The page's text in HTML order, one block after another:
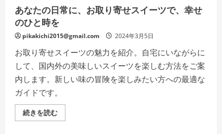
伝
え
る
の
詳
を
ご
覧
く
だ
さ
あなたの日常に、お取り寄せスイーツで、幸せ
のひと時を
pikakichi2015@gmail.com 2024年3月5日
お取り寄せスイーツの魅力を紹介。自宅にいながらに
して、国内外の美味しいスイーツを楽しむ方法をご案
内します。新しい味の冒険を楽しみたい方への最適な
ガイドです。
続きを読むあ
な